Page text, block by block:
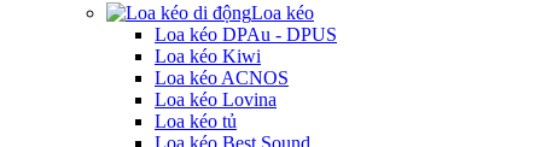
Loa kéo
Loa kéo DPAu - DPUS
Loa kéo Kiwi
Loa kéo ACNOS
Loa kéo Lovina
Loa kéo tủ
Loa kéo Best Sound